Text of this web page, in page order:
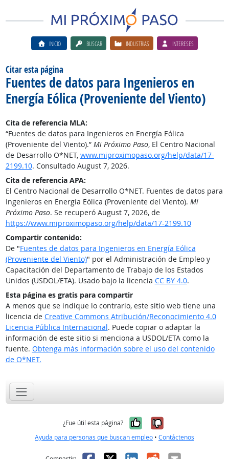
INICIO BUSCAR INDUSTRIAS INTERESES
Citar esta página
Fuentes de datos para Ingenieros en
Energía Eólica (Proveniente del Viento)
Cita de referencia MLA:
“Fuentes de datos para Ingenieros en Energía Eólica
(Proveniente del Viento).” Mi Próximo Paso, El Centro Nacional
de Desarrollo O*NET, www.miproximopaso.org/help/data/17-
2199.10. Consultado August 7, 2026.
Cita de referencia APA:
El Centro Nacional de Desarrollo O*NET. Fuentes de datos para
Ingenieros en Energía Eólica (Proveniente del Viento). Mi
Próximo Paso. Se recuperó August 7, 2026, de
https://www.miproximopaso.org/help/data/17-2199.10
Compartir contenido:
De "Fuentes de datos para Ingenieros en Energía Eólica
(Proveniente del Viento)" por el Administración de Empleo y
Capacitación del Departamento de Trabajo de los Estados
Unidos (USDOL/ETA). Usado bajo la licencia CC BY 4.0.
Esta página es gratis para compartir
A menos que se indique lo contrario, este sitio web tiene una
licencia de Creative Commons Atribución/Reconocimiento 4.0
Licencia Pública Internacional. Puede copiar o adaptar la
información de este sitio si menciona a USDOL/ETA como la
fuente. Obtenga más información sobre el uso del contenido
de O*NET.
¿Fue útil esta página? Sí, fue útil
No, no fue
Ayuda para personas que buscan empleo • Contáctenos